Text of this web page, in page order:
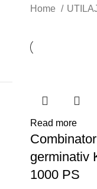
Home
Read more
germinativ
1000 PS